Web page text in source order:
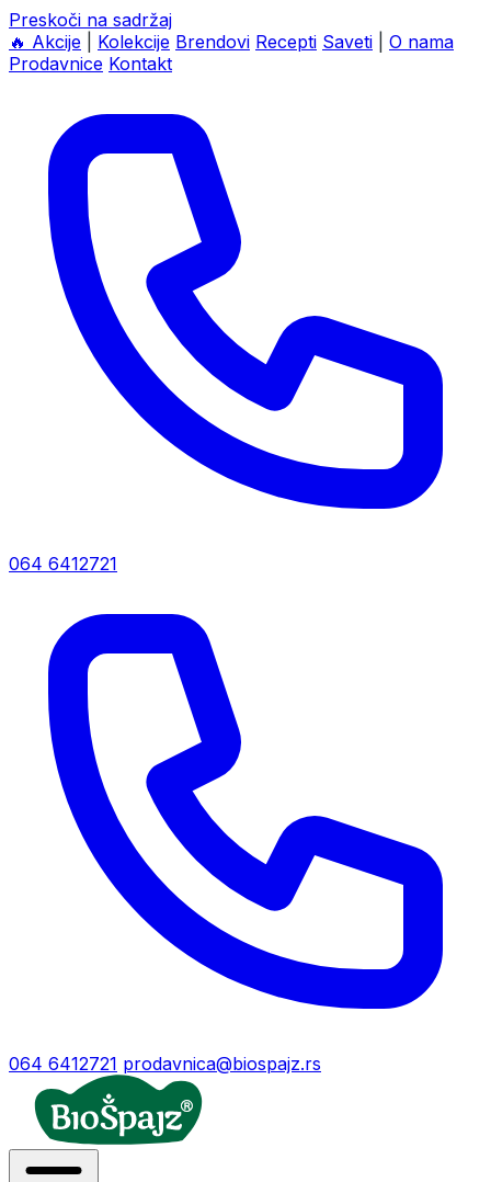
Preskoči na sadržaj
🔥 Akcije Kolekcije Brendovi Recepti Saveti
O nama
Prodavnice Kontakt
064 6412721
064 6412721 prodavnica@biospajz.rs